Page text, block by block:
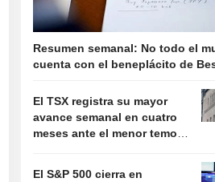
Resumen semanal: No todo el
cuenta con el beneplácito de
El TSX registra su mayor
avance semanal en cuatro
meses ante el menor temor
El S&P 500 cierra en